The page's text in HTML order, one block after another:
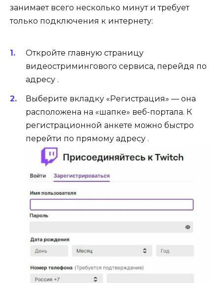
занимает всего несколько минут и требует
только подключения к интернету:
Откройте главную страницу
видеостримингового сервиса, перейдя по
адресу .
Выберите вкладку «Регистрация» — она
расположена на «шапке» веб-портала. К
регистрационной анкете можно быстро
перейти по прямому адресу .